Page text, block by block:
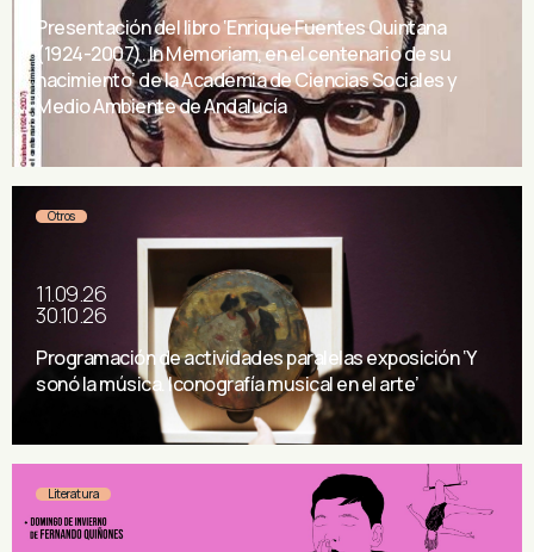
Presentación del libro ‘Enrique Fuentes Quintana
(1924-2007). In Memoriam, en el centenario de su
nacimiento’ de la Academia de Ciencias Sociales y
Medio Ambiente de Andalucía
Otros
11.09.26
30.10.26
Programación de actividades paralelas exposición ‘Y
sonó la música. Iconografía musical en el arte’
Literatura